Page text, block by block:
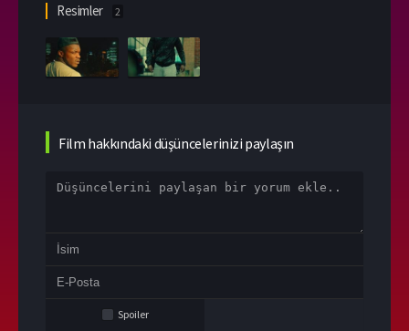
Resimler 2
Film hakkındaki düşüncelerinizi paylaşın
Spoiler